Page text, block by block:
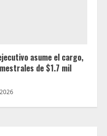
asume el cargo,
de $1.7 mil